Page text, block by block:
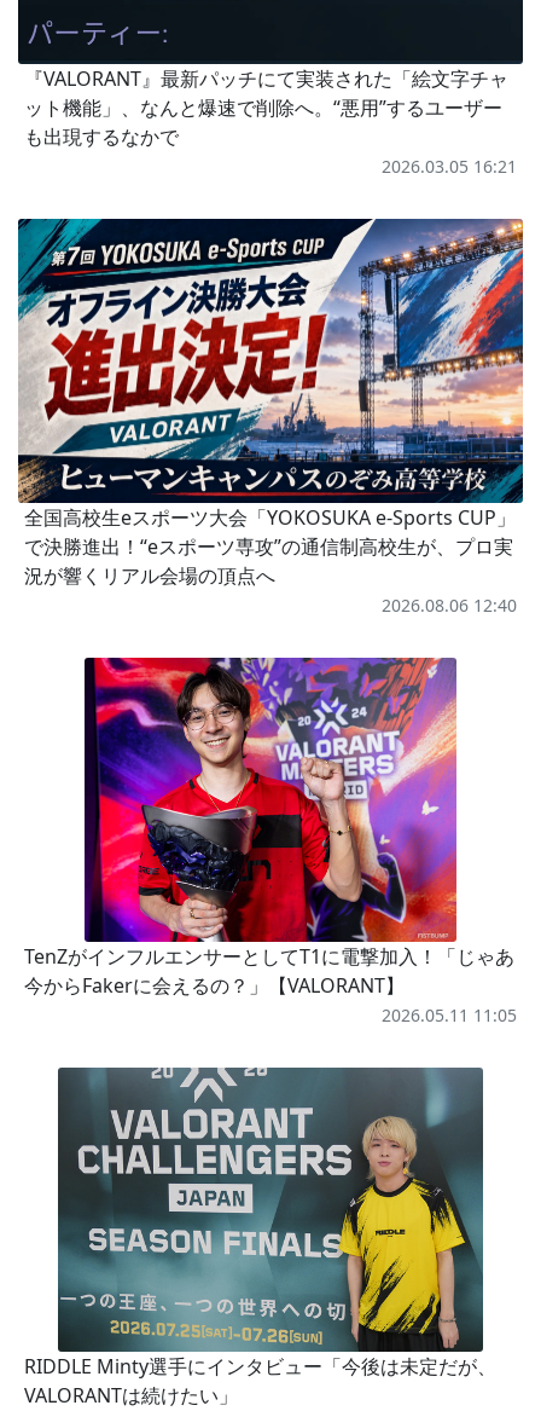
『VALORANT』最新パッチにて実装された「絵文字チャ
ット機能」、なんと爆速で削除へ。“悪用”するユーザー
も出現するなかで
2026.03.05 16:21
全国高校生eスポーツ大会「YOKOSUKA e-Sports CUP」
で決勝進出！“eスポーツ専攻”の通信制高校生が、プロ実
況が響くリアル会場の頂点へ
2026.08.06 12:40
TenZがインフルエンサーとしてT1に電撃加入！「じゃあ
今からFakerに会えるの？」【VALORANT】
2026.05.11 11:05
RIDDLE Minty選手にインタビュー「今後は未定だが、
VALORANTは続けたい」